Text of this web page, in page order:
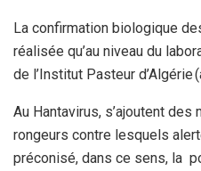
La confirmation biologique
réalisée qu’au niveau du
de l’Institut Pasteur d’Algérie
Au Hantavirus, s’ajoutent
rongeurs contre lesquels
préconisé, dans ce sens, la